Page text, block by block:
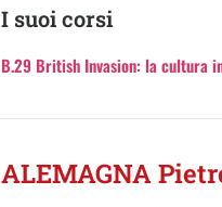
I suoi corsi
B.29 British Invasion: la cultura
ALEMAGNA